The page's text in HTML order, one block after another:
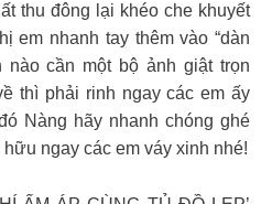
thu đông lại khéo che khuyết
em nhanh tay thêm vào “dàn
nào cần một bộ ảnh giật trọn
thì phải rinh ngay các em ấy
Nàng hãy nhanh chóng ghé
ngay các em váy xinh nhé!